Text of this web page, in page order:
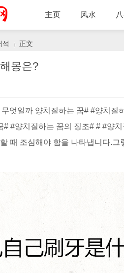
主页 风水
석 正文
몽은?
엇일까 양치질하는 꿈# #양치질
# #양치질하는 꿈의 징조# # #양
때 조심해야 함을 나타냅니다.